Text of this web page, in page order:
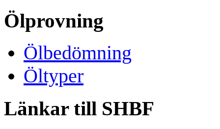
Ölprovning
Ölbedömning
Öltyper
Länkar till SHBF